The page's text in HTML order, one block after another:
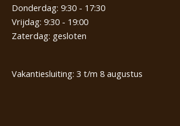
Donderdag: 9:30 - 17:30
Vrijdag: 9:30 - 19:00
Zaterdag: gesloten
Vakantiesluiting: 3 t/m 8 augustus